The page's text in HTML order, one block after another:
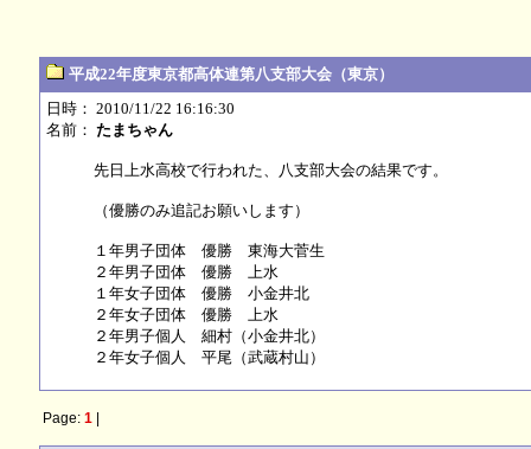
平成22年度東京都高体連第八支部大会（東京）
日時： 2010/11/22 16:16:30
名前： たまちゃん
先日上水高校で行われた、八支部大会の結果です。
（優勝のみ追記お願いします）
１年男子団体 優勝 東海大菅生
２年男子団体 優勝 上水
１年女子団体 優勝 小金井北
２年女子団体 優勝 上水
２年男子個人 細村（小金井北）
２年女子個人 平尾（武蔵村山）
Page: 1|